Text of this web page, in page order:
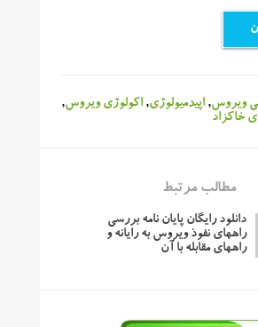
ویروس,اپیدمیولوژی,اکولوژی ویروس,
خاکزاد
مطالب مرتبط
دانلود رایگان پایان نامه بررسی
راههای نفوذ ویروس به رایانه و
راههای مقابله با آن